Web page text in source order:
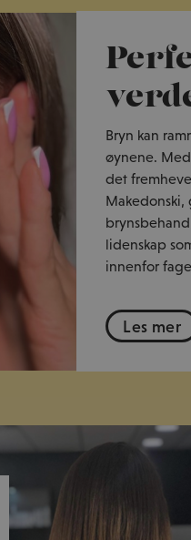
Bryn kan
øynene.
det
Makedonski,
lidenskap
innenfor
Les mer